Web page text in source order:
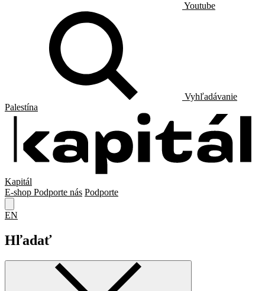
Youtube
Vyhľadávanie
Palestína
Kapitál
E-shop Podporte nás Podporte
EN
Hľadať